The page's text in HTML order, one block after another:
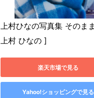
上村ひなの写真集 そのま
上村 ひなの ]
楽天市場で見る
Yahoo!ショッピングで見る